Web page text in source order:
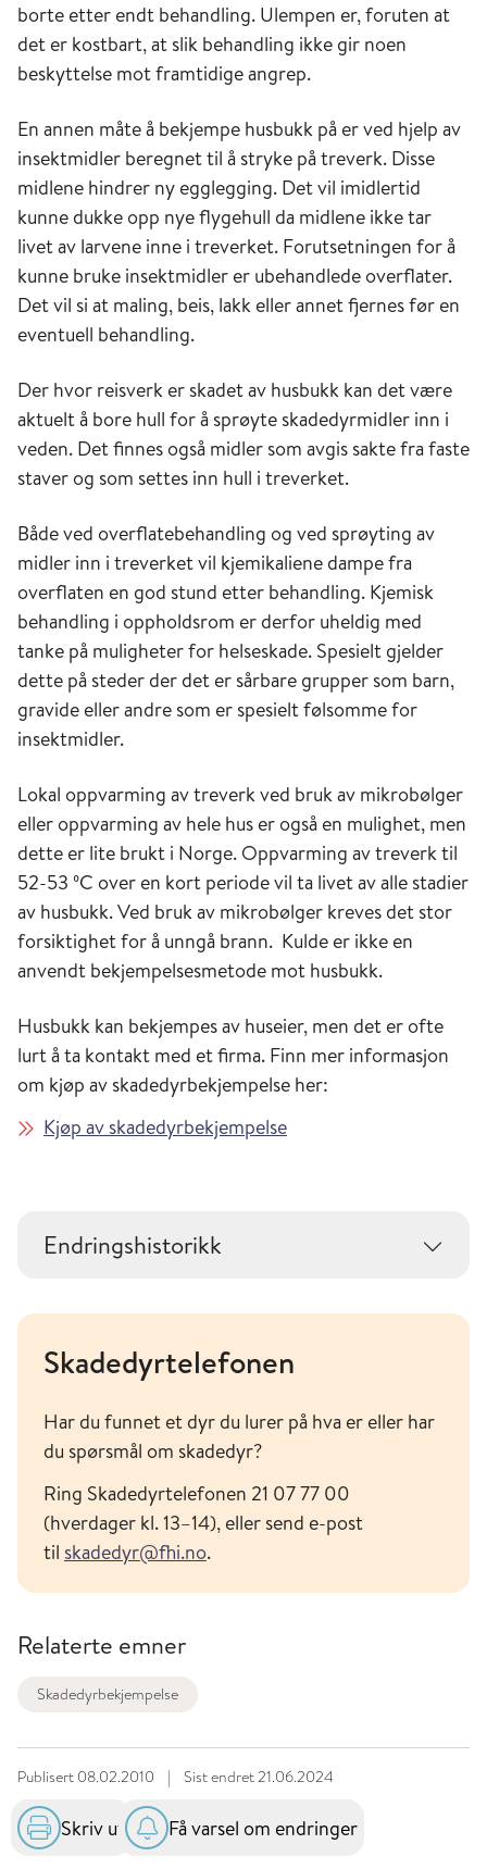
borte etter endt behandling. Ulempen er, foruten at
det er kostbart, at slik behandling ikke gir noen
beskyttelse mot framtidige angrep.
En annen måte å bekjempe husbukk på er ved hjelp av
insektmidler beregnet til å stryke på treverk. Disse
midlene hindrer ny egglegging. Det vil imidlertid
kunne dukke opp nye flygehull da midlene ikke tar
livet av larvene inne i treverket. Forutsetningen for å
kunne bruke insektmidler er ubehandlede overflater.
Det vil si at maling, beis, lakk eller annet fjernes før en
eventuell behandling.
Der hvor reisverk er skadet av husbukk kan det være
aktuelt å bore hull for å sprøyte skadedyrmidler inn i
veden. Det finnes også midler som avgis sakte fra faste
staver og som settes inn hull i treverket.
Både ved overflatebehandling og ved sprøyting av
midler inn i treverket vil kjemikaliene dampe fra
overflaten en god stund etter behandling. Kjemisk
behandling i oppholdsrom er derfor uheldig med
tanke på muligheter for helseskade. Spesielt gjelder
dette på steder der det er sårbare grupper som barn,
gravide eller andre som er spesielt følsomme for
insektmidler.
Lokal oppvarming av treverk ved bruk av mikrobølger
eller oppvarming av hele hus er også en mulighet, men
dette er lite brukt i Norge. Oppvarming av treverk til
52-53 ºC over en kort periode vil ta livet av alle stadier
av husbukk. Ved bruk av mikrobølger kreves det stor
forsiktighet for å unngå brann. Kulde er ikke en
anvendt bekjempelsesmetode mot husbukk.
Husbukk kan bekjempes av huseier, men det er ofte
lurt å ta kontakt med et firma. Finn mer informasjon
om kjøp av skadedyrbekjempelse her:
Kjøp av skadedyrbekjempelse
Endringshistorikk
Skadedyrtelefonen
Har du funnet et dyr du lurer på hva er eller har
du spørsmål om skadedyr?
Ring Skadedyrtelefonen 21 07 77 00
(hverdager kl. 13–14), eller send e-post
til skadedyr@fhi.no.
Relaterte emner
Skadedyrbekjempelse
Publisert 08.02.2010 | Sist endret21.06.2024
Skriv ut Få varsel om endringer